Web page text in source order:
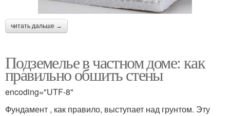
читать дальше →
Подземелье в частном доме: как
правильно обшить стены
encoding="UTF-8"
Фундамент , как правило, выступает над грунтом. Эту